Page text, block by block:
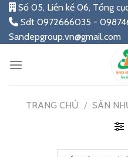
Skip
content
Số 05, Liền kề 06, Tổng
Sdt 0972666035 -
Sandepgroup.vn@gmail.com
TRANG CHỦ / SÀN